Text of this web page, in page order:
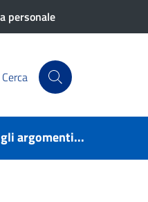
personale
Cerca
argomenti...